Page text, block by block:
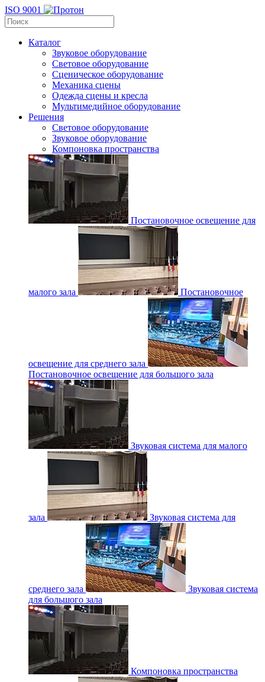
ISO 9001
Каталог
Звуковое оборудование
Световое оборудование
Сценическое оборудование
Механика сцены
Одежда сцены и кресла
Мультимедийное оборудование
Решения
Световое оборудование
Звуковое оборудование
Компоновка пространства
Постановочное освещение для
малого зала Постановочное
освещение для среднего зала
Постановочное освещение для большого зала
Звуковая система для малого
зала Звуковая система для
среднего зала
Звуковая система
для большого зала
Компоновка пространства